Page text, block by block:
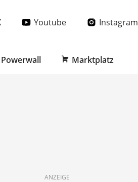
Youtube Instagram
Powerwall Marktplatz
ANZEIGE